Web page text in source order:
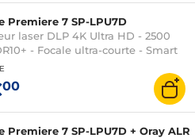
Premiere 7 SP-LPU7D
laser DLP 4K Ultra HD - 2500
- Focale ultra-courte - Smart
Fi/Bluetooth/AirPlay 2 - Barre de
Dolby Atmos
00
Premiere 7 SP-LPU7D + Oray ALR